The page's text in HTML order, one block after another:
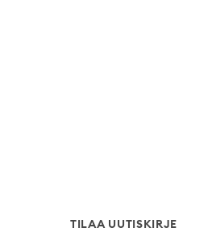
TILAA UUTISKIRJE